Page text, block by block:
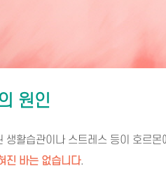
원인
생활습관이나 스트레스 등이 호르
진 바는 없습니다.